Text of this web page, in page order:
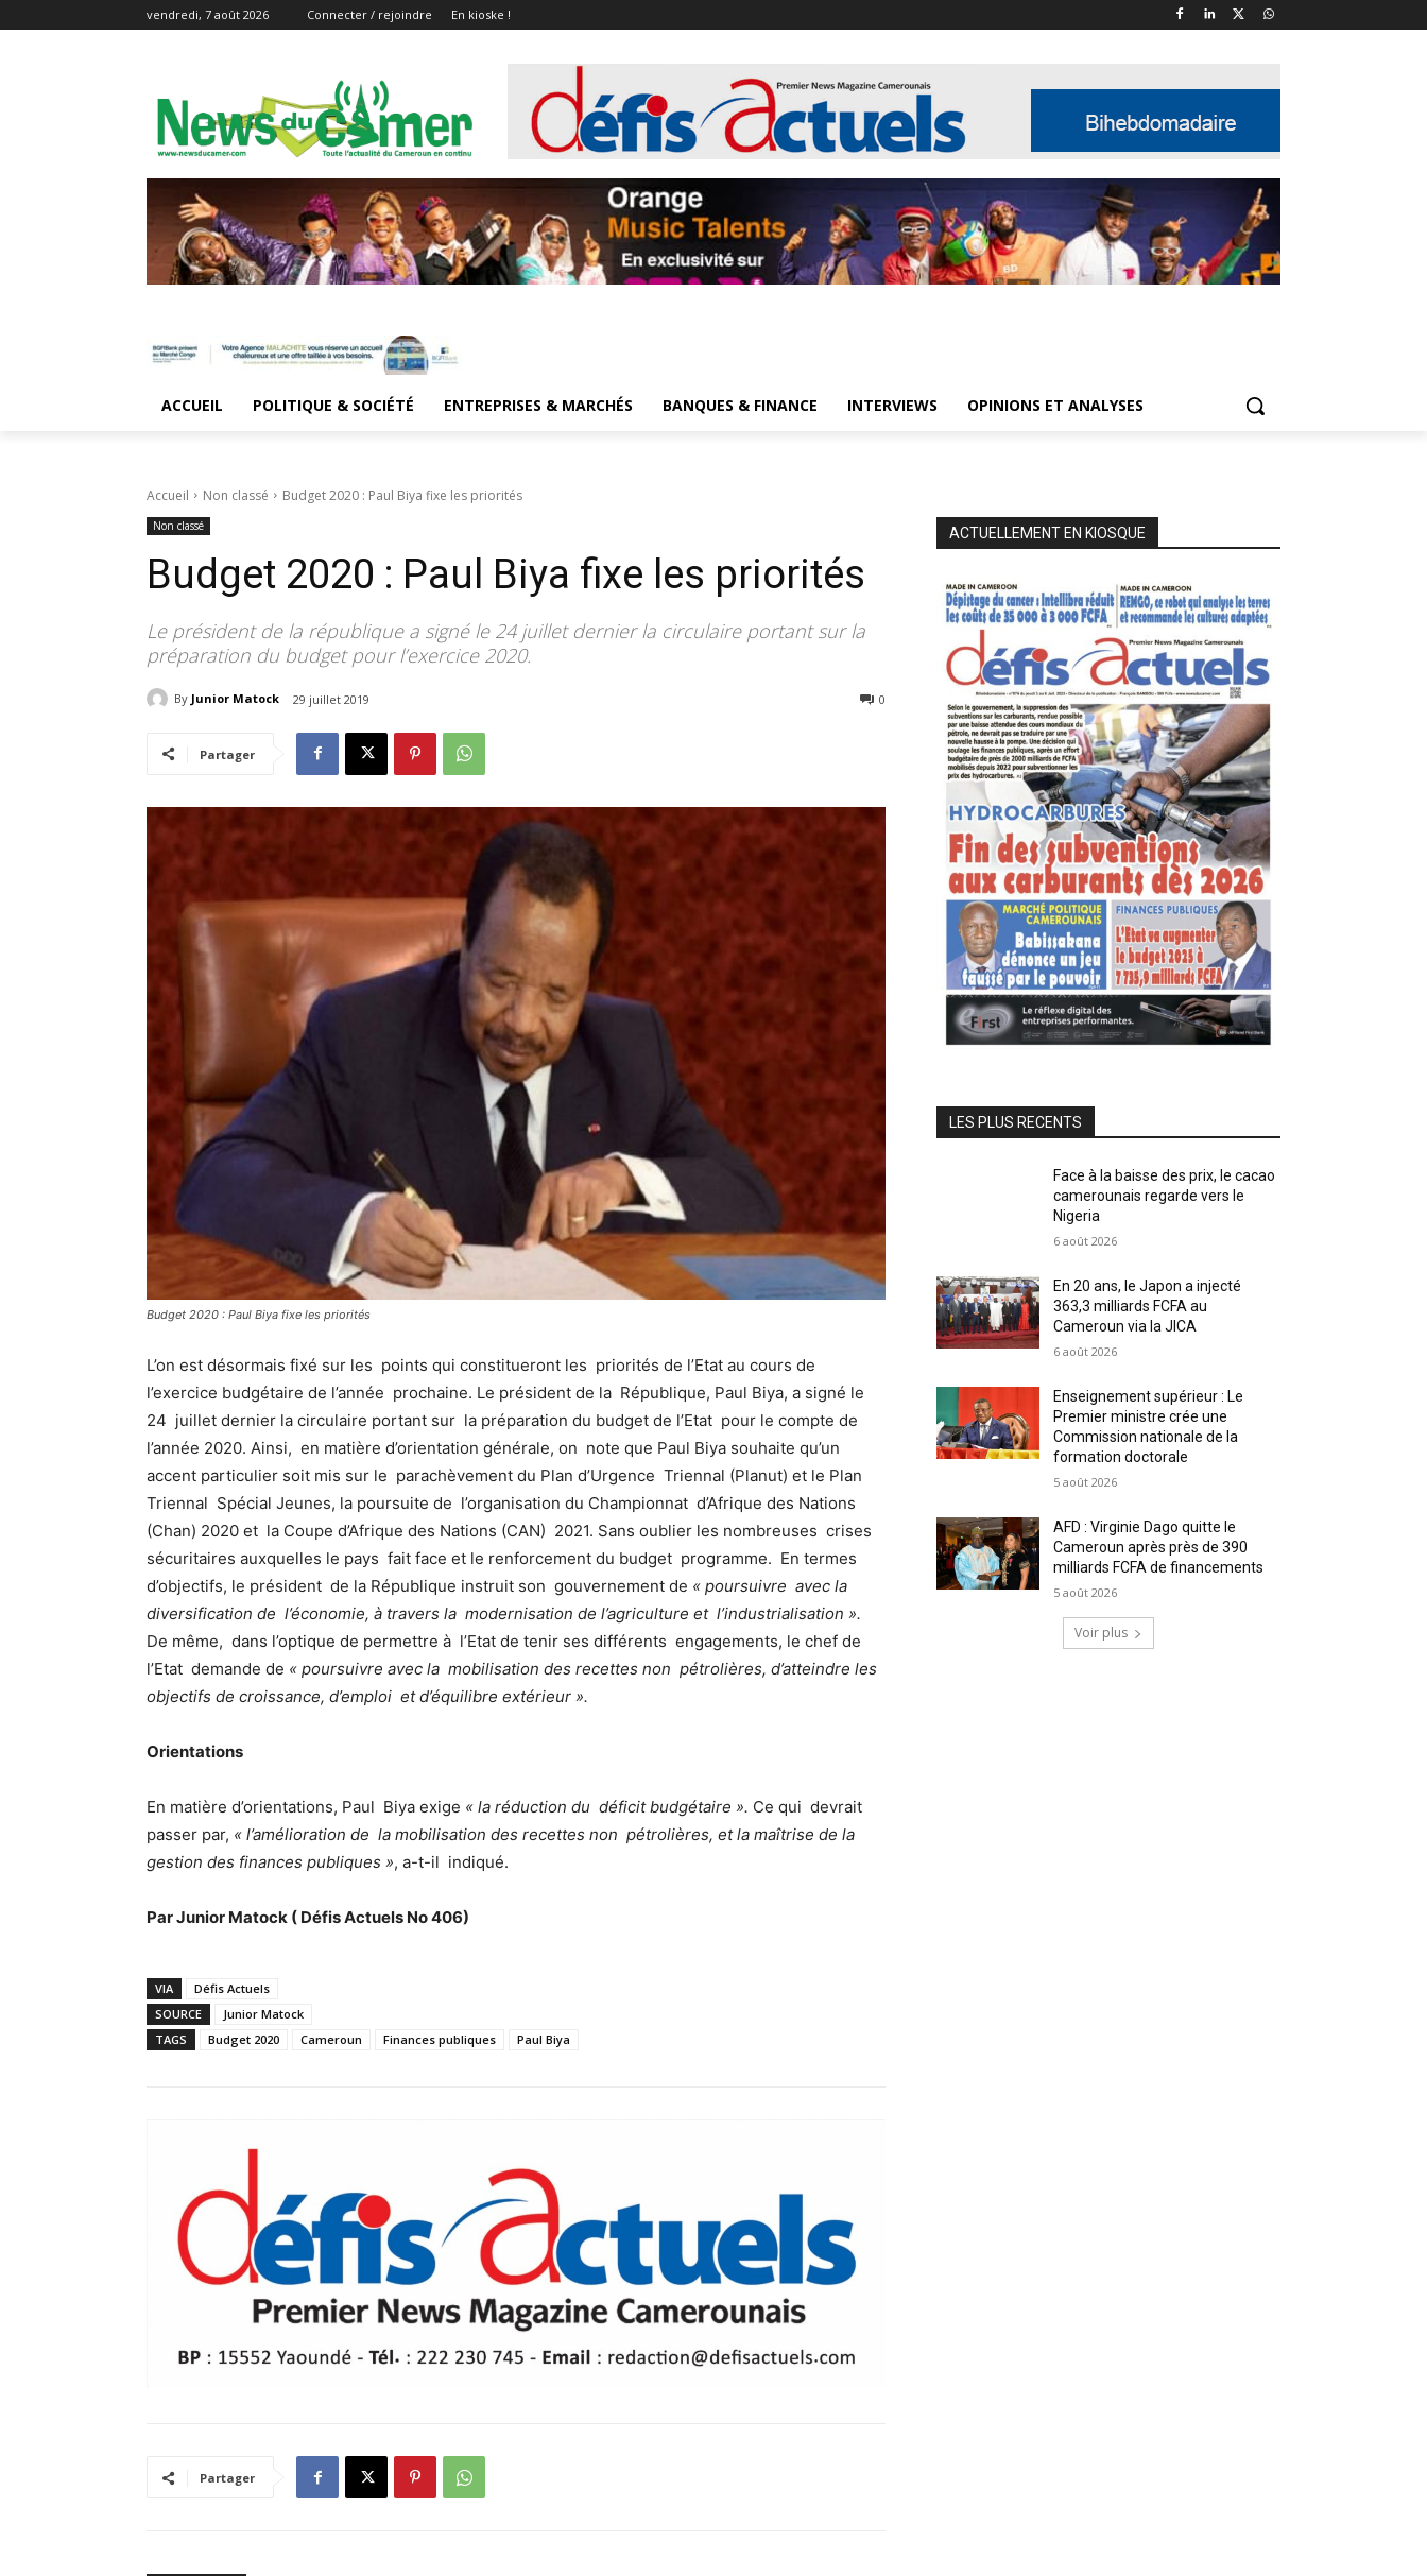
vendredi, 7 août 2026 Connecter / rejoindre En kioske !
ACCUEIL POLITIQUE & SOCIÉTÉ ENTREPRISES & MARCHÉS BANQUES & FINANCE INTERVIEWS OPINIONS ET ANALYSES
Accueil Non classé Budget 2020 : Paul Biya fixe les priorités
Non classé
Budget 2020 : Paul Biya fixe les priorités
Le président de la république a signé le 24 juillet dernier la circulaire portant sur la
préparation du budget pour l’exercice 2020.
By Junior Matock 29 juillet 2019 0
Partager
Budget 2020 : Paul Biya fixe les priorités
L’on est désormais fixé sur les points qui constitueront les priorités de l’Etat au cours de
l’exercice budgétaire de l’année prochaine. Le président de la République, Paul Biya, a signé le
24 juillet dernier la circulaire portant sur la préparation du budget de l’Etat pour le compte de
l’année 2020. Ainsi, en matière d’orientation générale, on note que Paul Biya souhaite qu’un
accent particulier soit mis sur le parachèvement du Plan d’Urgence Triennal (Planut) et le Plan
Triennal Spécial Jeunes, la poursuite de l’organisation du Championnat d’Afrique des Nations
(Chan) 2020 et la Coupe d’Afrique des Nations (CAN) 2021. Sans oublier les nombreuses crises
sécuritaires auxquelles le pays fait face et le renforcement du budget programme. En termes
d’objectifs, le président de la République instruit son gouvernement de « poursuivre avec la
diversification de l’économie, à travers la modernisation de l’agriculture et l’industrialisation ».
De même, dans l’optique de permettre à l’Etat de tenir ses différents engagements, le chef de
l’Etat demande de « poursuivre avec la mobilisation des recettes non pétrolières, d’atteindre les
objectifs de croissance, d’emploi et d’équilibre extérieur ».
Orientations
En matière d’orientations, Paul Biya exige « la réduction du déficit budgétaire ». Ce qui devrait
passer par, « l’amélioration de la mobilisation des recettes non pétrolières, et la maîtrise de la
gestion des finances publiques », a-t-il indiqué.
Par Junior Matock ( Défis Actuels No 406)
VIA
Défis Actuels
SOURCE
Junior Matock
TAGS
Budget 2020 Cameroun Finances publiques Paul Biya
Partager
ACTUELLEMENT EN KIOSQUE
LES PLUS RECENTS
Face à la baisse des prix, le cacao
camerounais regarde vers le
Nigeria
6 août 2026
En 20 ans, le Japon a injecté
363,3 milliards FCFA au
Cameroun via la JICA
6 août 2026
Enseignement supérieur : Le
Premier ministre crée une
Commission nationale de la
formation doctorale
5 août 2026
AFD : Virginie Dago quitte le
Cameroun après près de 390
milliards FCFA de financements
5 août 2026
Voir plus